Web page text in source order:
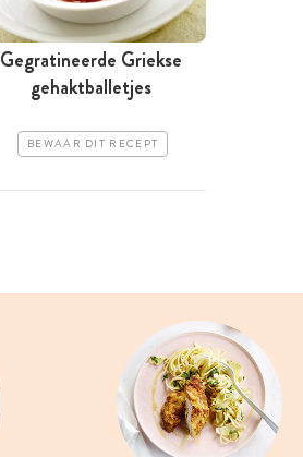
Gegratineerde Griekse
gehaktballetjes
BEWAAR DIT RECEPT